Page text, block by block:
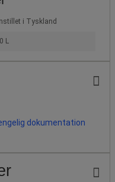
i Tyskland
L
dokumentation